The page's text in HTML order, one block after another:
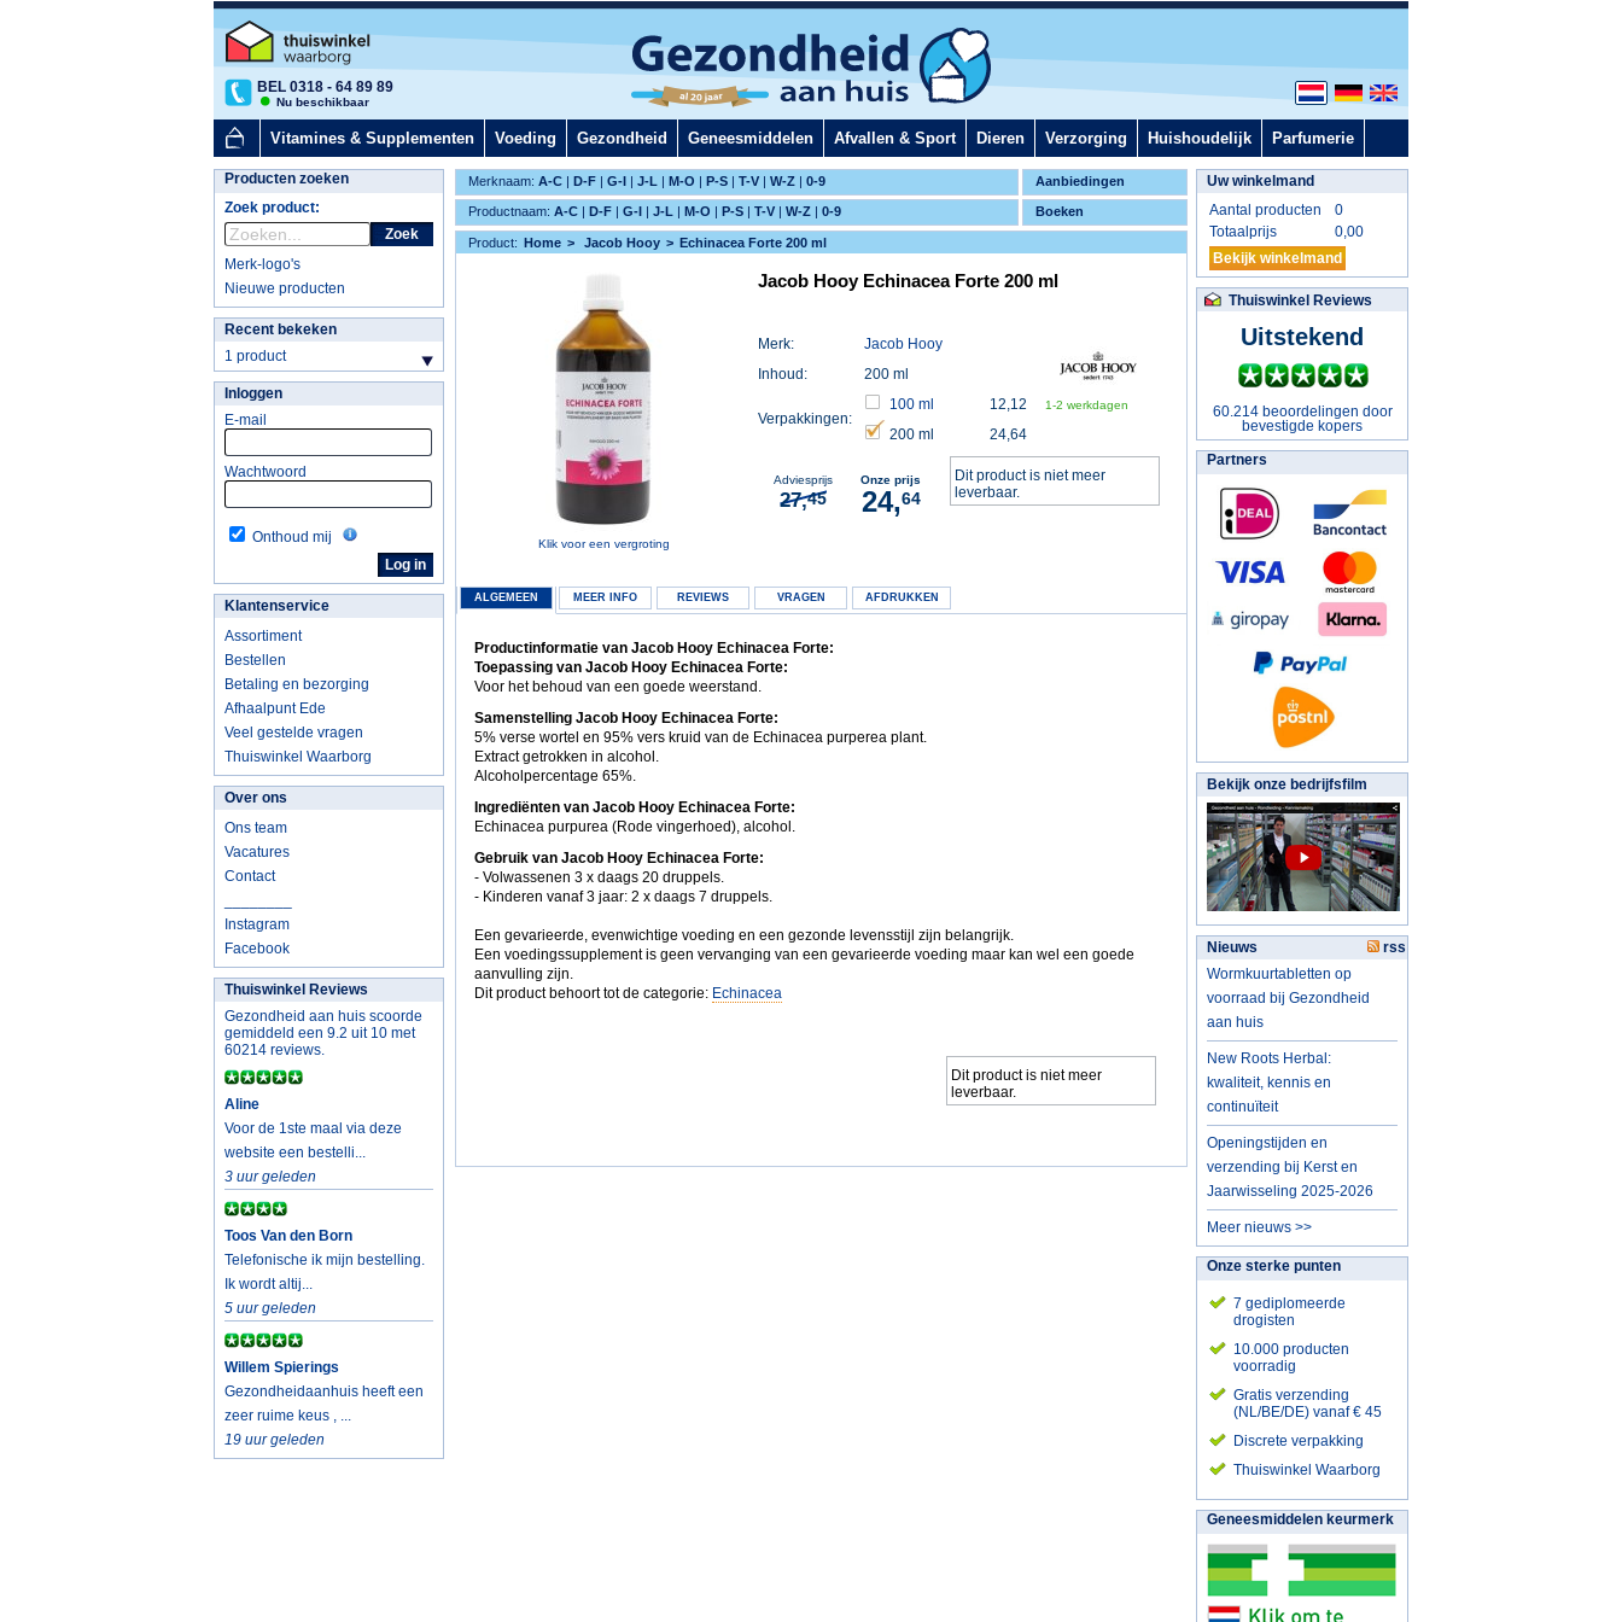
BEL 0318 - 64 89 89
Nu beschikbaar
Vitamines & Supplementen Voeding Gezondheid Geneesmiddelen Afvallen & Sport Dieren Verzorging Huishoudelijk Parfumerie
Aanbiedingen
Merknaam: A-C | D-F | G-I | J-L | M-O | P-S | T-V | W-Z | 0-9
Boeken
Productnaam: A-C | D-F | G-I | J-L | M-O | P-S | T-V | W-Z | 0-9
Producten zoeken
Zoek product:
Zoek
Merk-logo's
Nieuwe producten
Recent bekeken
1 product
Inloggen
E-mail
Wachtwoord
Onthoud mij
Klantenservice
Assortiment
Bestellen
Betaling en bezorging
Afhaalpunt Ede
Veel gestelde vragen
Thuiswinkel Waarborg
Over ons
Ons team
Vacatures
Contact
Instagram
Facebook
Thuiswinkel Reviews
Gezondheid aan huis scoorde
gemiddeld een 9.2 uit 10 met
60214 reviews.
Aline
Voor de 1ste maal via deze
website een bestelli...
3 uur geleden
Toos Van den Born
Telefonische ik mijn bestelling.
Ik wordt altij...
5 uur geleden
Willem Spierings
Gezondheidaanhuis heeft een
zeer ruime keus , ...
19 uur geleden
Product: Home Jacob Hooy Echinacea Forte 200 ml
Klik voor een vergroting
Jacob Hooy Echinacea Forte 200 ml
Merk:
Jacob Hooy
Inhoud:
200 ml
Verpakkingen:
100 ml 12,12 1-2 werkdagen
200 ml 24,64
Dit product is niet meer
leverbaar.
Adviesprijs
27,45
Onze prijs
24,64
ALGEMEEN MEER INFO REVIEWS VRAGEN AFDRUKKEN
Productinformatie van Jacob Hooy Echinacea Forte:
Toepassing van Jacob Hooy Echinacea Forte:
Voor het behoud van een goede weerstand.
Samenstelling Jacob Hooy Echinacea Forte:
5% verse wortel en 95% vers kruid van de Echinacea purperea plant.
Extract getrokken in alcohol.
Alcoholpercentage 65%.
Ingrediënten van Jacob Hooy Echinacea Forte:
Echinacea purpurea (Rode vingerhoed), alcohol.
Gebruik van Jacob Hooy Echinacea Forte:
- Volwassenen 3 x daags 20 druppels.
- Kinderen vanaf 3 jaar: 2 x daags 7 druppels.
Een gevarieerde, evenwichtige voeding en een gezonde levensstijl zijn belangrijk.
Een voedingssupplement is geen vervanging van een gevarieerde voeding maar kan wel een goede
aanvulling zijn.
Dit product behoort tot de categorie: Echinacea
Dit product is niet meer
leverbaar.
Uw winkelmand
Aantal producten
0
Totaalprijs
0,00
Bekijk winkelmand
Thuiswinkel Reviews
Uitstekend
60.214 beoordelingen door
bevestigde kopers
Partners
Bekijk onze bedrijfsfilm
Nieuws
rss
Wormkuurtabletten op
voorraad bij Gezondheid
aan huis
New Roots Herbal:
kwaliteit, kennis en
continuïteit
Openingstijden en
verzending bij Kerst en
Jaarwisseling 2025-2026
Meer nieuws >>
Onze sterke punten
7 gediplomeerde
drogisten
10.000 producten
voorradig
Gratis verzending
(NL/BE/DE) vanaf € 45
Discrete verpakking
Thuiswinkel Waarborg
Geneesmiddelen keurmerk